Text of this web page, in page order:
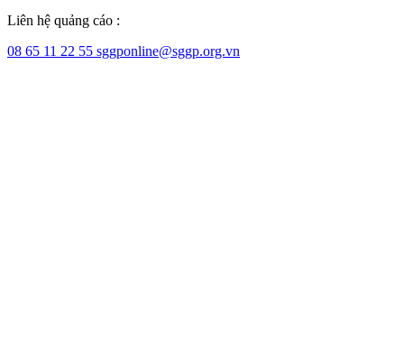
Liên hệ quảng cáo :
08 65 11 22 55 sggponline@sggp.org.vn